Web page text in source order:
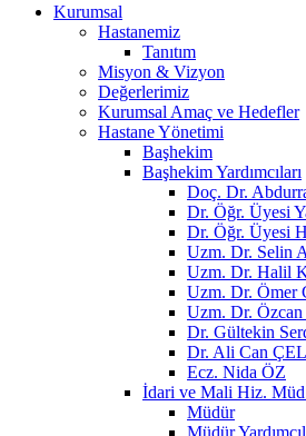
Kurumsal
Hastanemiz
Tanıtım
Misyon & Vizyon
Değerlerimiz
Kurumsal Amaç ve Hedefler
Hastane Yönetimi
Başhekim
Başhekim Yardımcıları
Doç. Dr.
Dr. Öğr. Üyesi
Dr. Öğr. Üyesi
Uzm. Dr. Selin
Uzm. Dr. Halil
Uzm. Dr. Ömer
Uzm. Dr.
Dr. Gültekin
Dr. Ali Can
Ecz. Nida ÖZ
İdari ve Mali Hiz.
Müdür
Müdür